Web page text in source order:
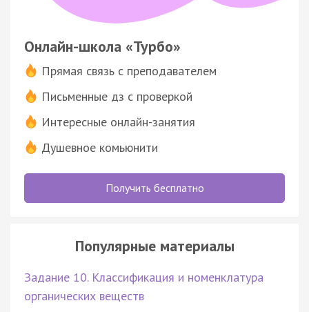
Онлайн-школа «Турбо»
Прямая связь с преподавателем
Письменные дз с проверкой
Интересные онлайн-занятия
Душевное комьюнити
Получить бесплатно
Популярные материалы
Задание 10. Классификация и номенклатура
органических веществ